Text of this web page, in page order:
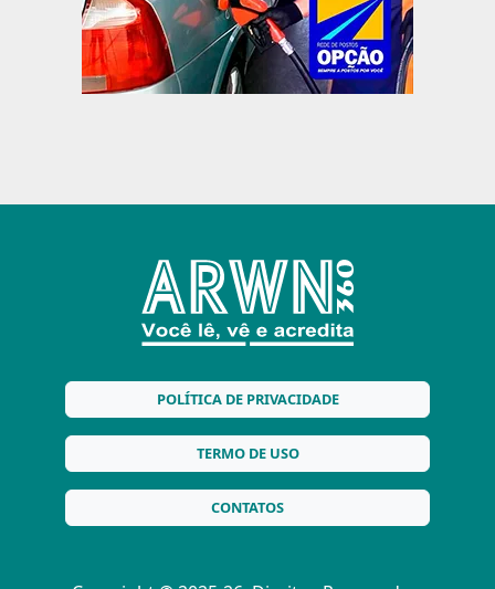
POLÍTICA DE PRIVACIDADE
TERMO DE USO
CONTATOS